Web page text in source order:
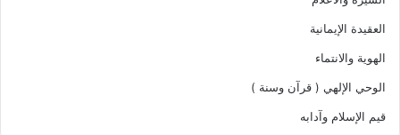
العقيدة الإيمانية
الهوية والانتماء
الوحي الإلهي ( قرآن وسنة )
قيم الإسلام وآدابه